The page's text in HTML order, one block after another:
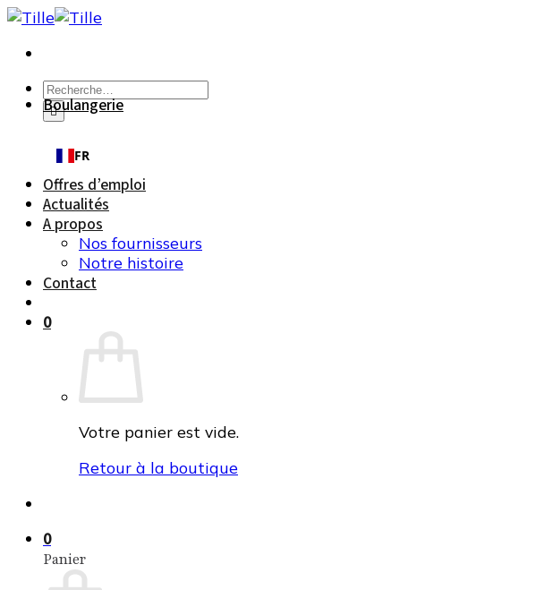
Passer
contenu
Recherche
pour :
FR
Offres d’emploi
Actualités
A propos
Nos fournisseurs
Notre histoire
Contact
0
Votre panier est vide.
Retour à la boutique
0
Panier
Boulangerie